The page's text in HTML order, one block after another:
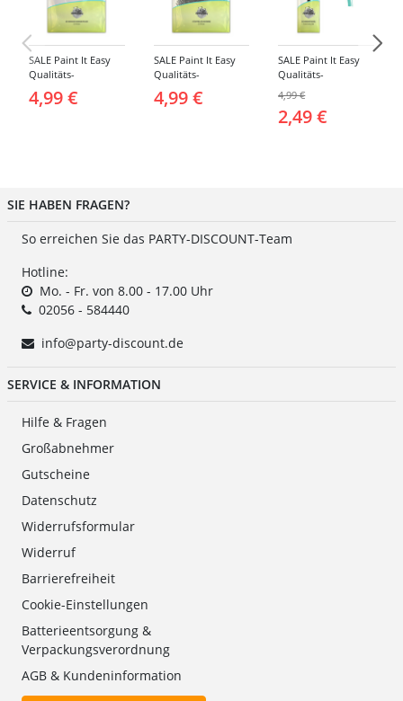
SALE Paint It Easy
Qualitäts-
Rund, 2 Stück, für
4,99 €
SALE Paint It Easy
Qualitäts-
Stoppelschwamm, 2
4,99 €
SALE Paint It Easy
Qualitäts-
klein, für Gesicht
und Körper
4,99 €
2,49 €
SIE HABEN FRAGEN?
So erreichen Sie das PARTY-DISCOUNT-Team
Hotline:
Mo. - Fr. von 8.00 - 17.00 Uhr
02056 - 584440
info@party-discount.de
SERVICE & INFORMATION
Hilfe & Fragen
Großabnehmer
Gutscheine
Datenschutz
Widerrufsformular
Widerruf
Barrierefreiheit
Cookie-Einstellungen
Batterieentsorgung &
Verpackungsverordnung
AGB & Kundeninformation